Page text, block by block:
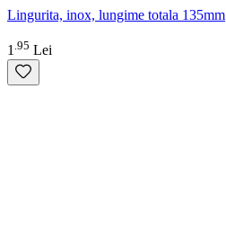
Lingurita, inox, lungime totala 135mm
1 95 Lei